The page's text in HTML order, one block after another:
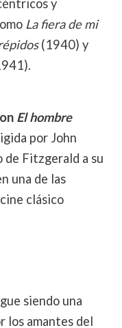
y
La fiera de mi
(1940) y
El hombre
por John
de Fitzgerald a su
una de las
clásico
siendo una
los amantes del